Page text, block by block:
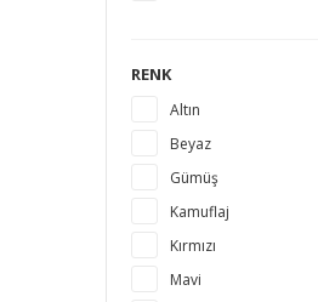
RENK
Altın
Beyaz
Gümüş
Kamuflaj
Kırmızı
Mavi